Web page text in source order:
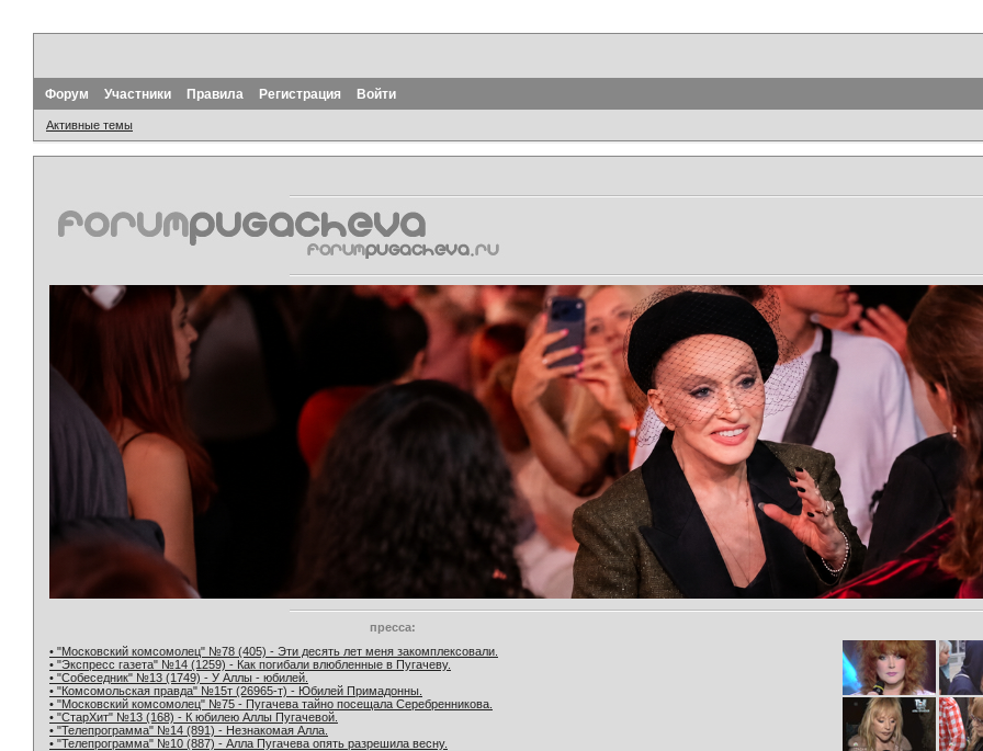
Форум Участники Правила Регистрация Войти
Активные темы
пресса:
• "Московский комсомолец" №78 (405) - Эти десять лет меня закомплексовали.
• "Экспресс газета" №14 (1259) - Как погибали влюбленные в Пугачеву.
• "Собеседник" №13 (1749) - У Аллы - юбилей.
• "Комсомольская правда" №15т (26965-т) - Юбилей Примадонны.
• "Московский комсомолец" №75 - Пугачева тайно посещала Серебренникова.
• "СтарХит" №13 (168) - К юбилею Аллы Пугачевой.
• "Телепрограмма" №14 (891) - Незнакомая Алла.
• "Телепрограмма" №10 (887) - Алла Пугачева опять разрешила весну.